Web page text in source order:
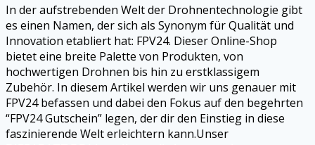
In der aufstrebenden Welt der Drohnentechnologie gibt
es einen Namen, der sich als Synonym für Qualität und
Innovation etabliert hat: FPV24. Dieser Online-Shop
bietet eine breite Palette von Produkten, von
hochwertigen Drohnen bis hin zu erstklassigem
Zubehör. In diesem Artikel werden wir uns genauer mit
FPV24 befassen und dabei den Fokus auf den begehrten
“FPV24 Gutschein” legen, der dir den Einstieg in diese
faszinierende Welt erleichtern kann.Unser